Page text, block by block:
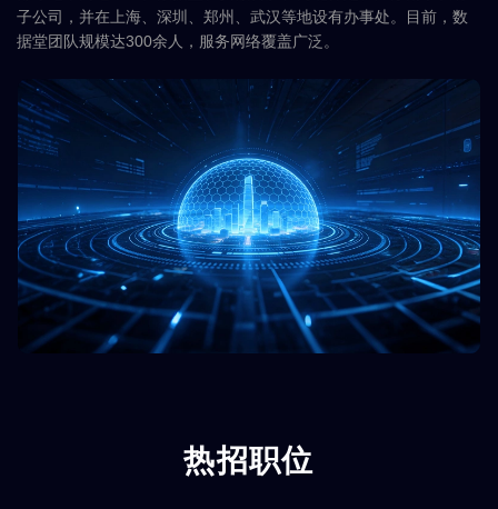
子公司，并在上海、深圳、郑州、武汉等地设有办事处。目前，数
据堂团队规模达300余人，服务网络覆盖广泛。
热招职位